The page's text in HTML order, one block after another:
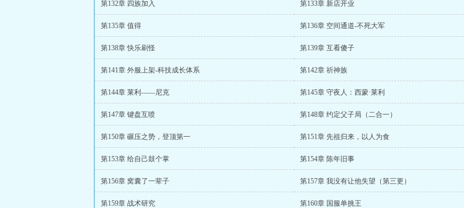
第132章 四族加入 第133章 新店开业
第135章 值得 第136章 空间通道-不死大军
第138章 快乐刷怪 第139章 互看傻子
第141章 外服上架-科技成长体系 第142章 祈神族
第144章 莱利——尼克 第145章 守夜人：西蒙·莱利
第147章 键盘互喷 第148章 约定父子局（二合一）
第150章 碾压之势，登顶第一 第151章 先祖归来，以人为食
第153章 给自己鼓个掌 第154章 陈年旧事
第156章 窝囊了一辈子 第157章 我没有让他失望（第三更）
第159章 战术研究 第160章 国服单挑王